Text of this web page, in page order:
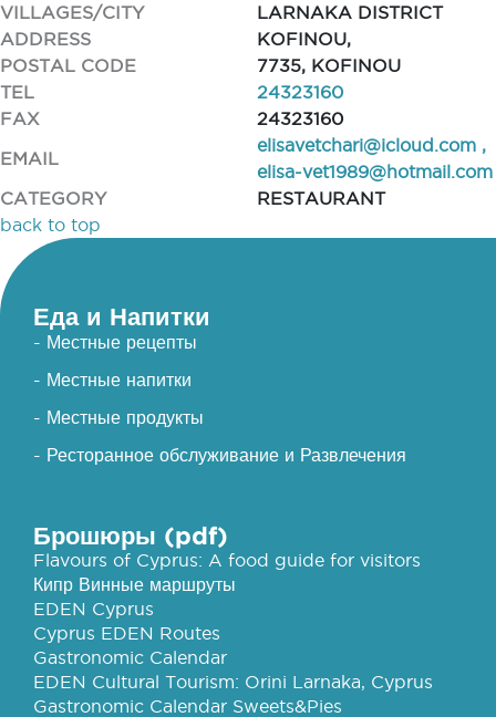
VILLAGES/CITY
LARNAKA DISTRICT
ADDRESS
KOFINOU,
POSTAL CODE
7735, KOFINOU
TEL
24323160
FAX
24323160
EMAIL
elisavetchari@icloud.com,
elisa-vet1989@hotmail.com
CATEGORY
RESTAURANT
back to top
Еда и Напитки
- Местные рецепты
- Местные напитки
- Местные продукты
- Ресторанное обслуживание и Развлечения
Брошюры (pdf)
Flavours of Cyprus: A food guide for visitors
Кипр Винные маршруты
EDEN Cyprus
Cyprus EDEN Routes
Gastronomic Calendar
EDEN Cultural Tourism: Orini Larnaka, Cyprus
Gastronomic Calendar Sweets&Pies